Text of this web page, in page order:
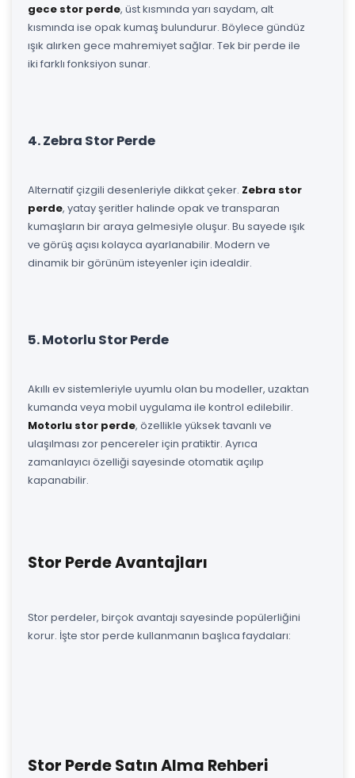
gece stor perde, üst kısmında yarı saydam, alt
kısmında ise opak kumaş bulundurur. Böylece gündüz
ışık alırken gece mahremiyet sağlar. Tek bir perde ile
iki farklı fonksiyon sunar.
4. Zebra Stor Perde
Alternatif çizgili desenleriyle dikkat çeker. Zebra stor
perde, yatay şeritler halinde opak ve transparan
kumaşların bir araya gelmesiyle oluşur. Bu sayede ışık
ve görüş açısı kolayca ayarlanabilir. Modern ve
dinamik bir görünüm isteyenler için idealdir.
5. Motorlu Stor Perde
Akıllı ev sistemleriyle uyumlu olan bu modeller, uzaktan
kumanda veya mobil uygulama ile kontrol edilebilir.
Motorlu stor perde, özellikle yüksek tavanlı ve
ulaşılması zor pencereler için pratiktir. Ayrıca
zamanlayıcı özelliği sayesinde otomatik açılıp
kapanabilir.
Stor Perde Avantajları
Stor perdeler, birçok avantajı sayesinde popülerliğini
korur. İşte stor perde kullanmanın başlıca faydaları:
Stor Perde Satın Alma Rehberi